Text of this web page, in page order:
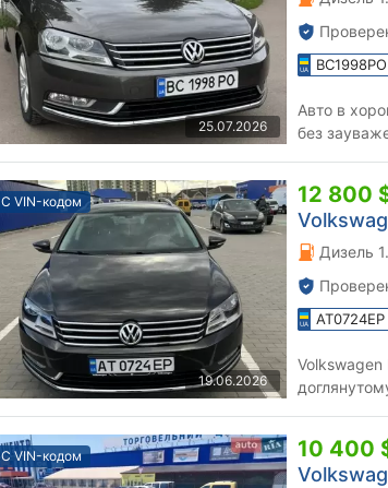
25.07.2026
BC1998PO
Авто в
без
С VIN-кодом
19.06.2026
12 800
AT0724EP
С VIN-кодом 10 400